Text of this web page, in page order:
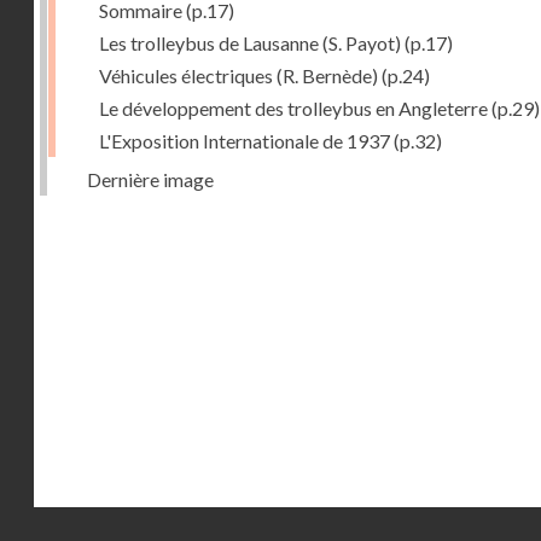
Sommaire(p.17)
Les trolleybus de Lausanne (S. Payot) (p.17)
Véhicules électriques (R. Bernède) (p.24)
Le développement des trolleybus en Angleterre(p.29)
L'Exposition Internationale de 1937(p.32)
Dernière image